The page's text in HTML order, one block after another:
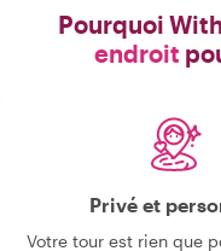
Pourquoi
endroit
Privé et
Votre tour est rien que